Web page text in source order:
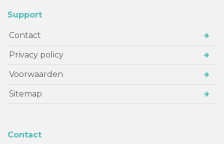
Support
Contact
Privacy policy
Voorwaarden
Sitemap
Contact